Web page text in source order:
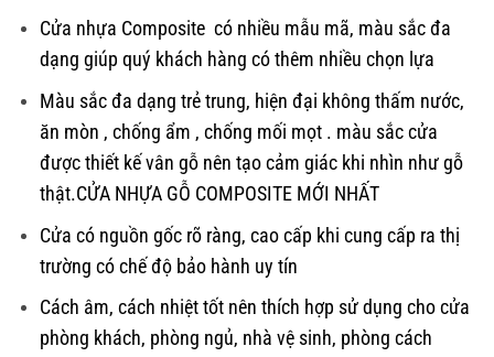
Cửa nhựa Composite có nhiều mẫu mã, màu sắc đa
dạng giúp quý khách hàng có thêm nhiều chọn lựa
Màu sắc đa dạng trẻ trung, hiện đại không thấm nước,
ăn mòn , chống ẩm , chống mối mọt . màu sắc cửa
được thiết kế vân gỗ nên tạo cảm giác khi nhìn như gỗ
thật.CỬA NHỰA GỖ COMPOSITE MỚI NHẤT
Cửa có nguồn gốc rõ ràng, cao cấp khi cung cấp ra thị
trường có chế độ bảo hành uy tín
Cách âm, cách nhiệt tốt nên thích hợp sử dụng cho cửa
phòng khách, phòng ngủ, nhà vệ sinh, phòng cách